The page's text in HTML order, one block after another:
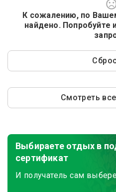
К сожалению, по
найдено. Попробуйте
Смотреть
Выбираете отдых в
сертификат
И получатель сам